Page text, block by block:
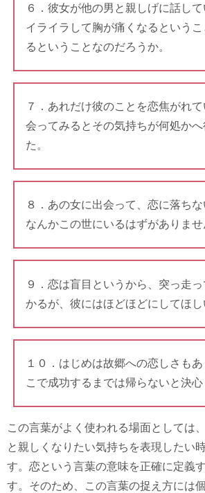
６．彼女が他の男と親しげに話し
イライラして胸が痛くなるという
るということなのだろうか。
７．あれだけ彼のことを恋焦がれ
会ってみるとその気持ちが何処か
た。
８．あの女に出会って、恋に落ち
なんかこの世にいるはずがありませ
９．恋は盲目というから、突っ走
かるが、彼にはほどほどにしてほし
１０．はじめは故郷への恋しさも
こで成功するまでは帰らないと決心
この言葉がよく使われる場面としては
と親しくなりたい気持ちを表現したい
す。恋という言葉の意味を正確に定義
す。そのため、この言葉の捉え方には